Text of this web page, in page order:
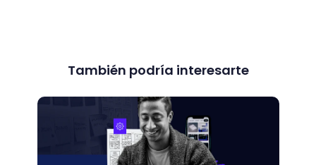
También podría interesarte